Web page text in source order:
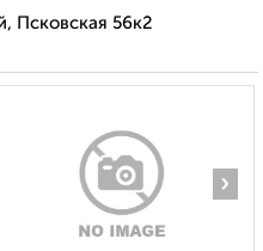
Псковская 56к2
›